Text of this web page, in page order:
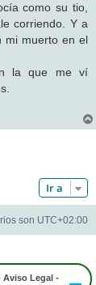
como su tio,
corriendo. Y a
mi muerto en el
la que me ví
Ir a
son UTC+02:00
Aviso Legal -